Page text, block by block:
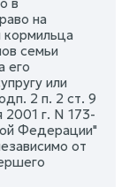
на
семьи
его
или
2 п. 2 ст. 9
г. N 173-
Федерации"
от